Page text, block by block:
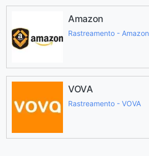
Amazon
Rastreamento - Amazon
VOVA
Rastreamento - VOVA